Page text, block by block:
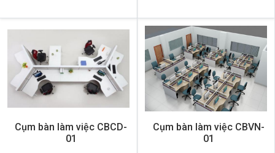
Cụm bàn làm việc CBCD-
01
Cụm bàn làm việc CBVN-
01